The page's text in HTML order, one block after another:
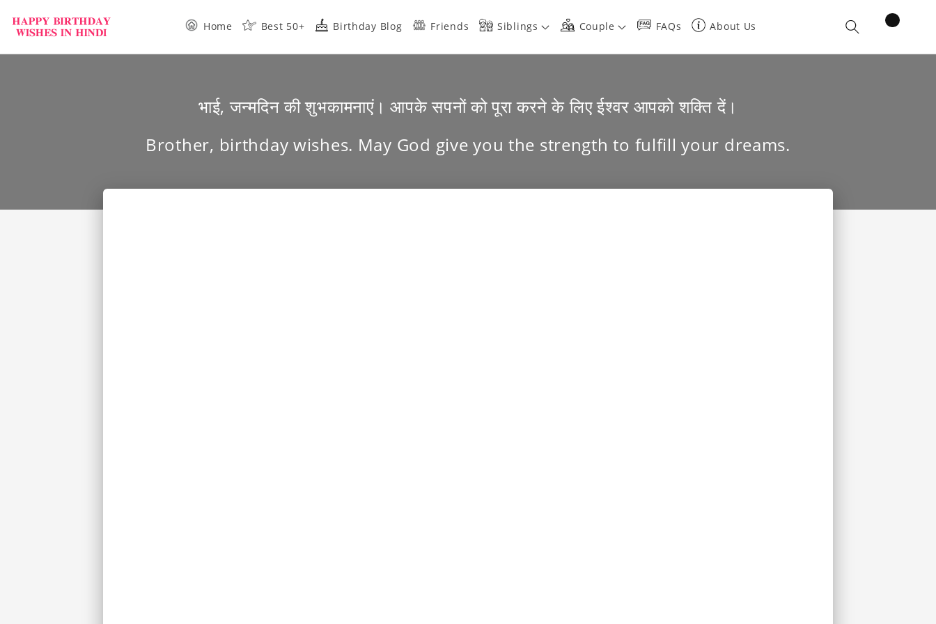
Home Best 50+ Birthday Blog Friends Siblings Couple FAQs About Us Cart
items
भाई, जन्मदिन की शुभकामनाएं। आपके सपनों को पूरा करने के लिए ईश्वर आपको शक्ति दें।
Brother, birthday wishes. May God give you the strength to fulfill your dreams.